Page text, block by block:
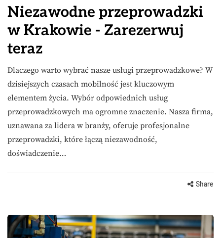
Niezawodne przeprowadzki
w Krakowie - Zarezerwuj
teraz
Dlaczego warto wybrać nasze usługi przeprowadzkowe? W
dzisiejszych czasach mobilność jest kluczowym
elementem życia. Wybór odpowiednich usług
przeprowadzkowych ma ogromne znaczenie. Nasza firma,
uznawana za lidera w branży, oferuje profesjonalne
przeprowadzki, które łączą niezawodność,
doświadczenie…
Share